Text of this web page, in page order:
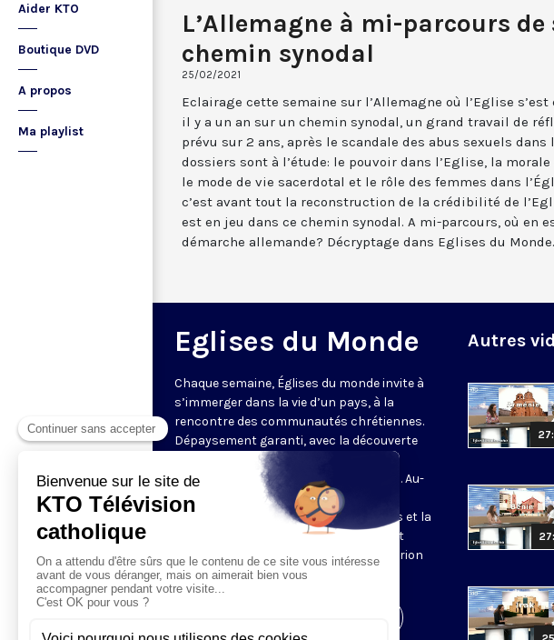
Aider KTO
Boutique DVD
A propos
Ma playlist
L’Allemagne à mi-parcours de
chemin synodal
25/02/2021
Eclairage cette semaine sur l’Allemagne où l’Eglise s’est
il y a un an sur un chemin synodal, un grand travail de
prévu sur 2 ans, après le scandale des abus sexuels dans
dossiers sont à l’étude: le pouvoir dans l’Eglise, la
le mode de vie sacerdotal et le rôle des femmes dans
c’est avant tout la reconstruction de la crédibilité de
est en jeu dans ce chemin synodal. A mi-parcours, où en
démarche allemande? Décryptage dans Eglises du Monde.
Eglises du Monde
Chaque semaine, Églises du monde invite à
s’immerger dans la vie d’un pays, à la
rencontre des communautés chrétiennes.
Dépaysement garanti, avec la découverte
des spécificités et du rayonnement de
l’Église catholique ou de ses difficultés. Au-
delà de l’actualité, il s’agit aussi de
comprendre les grands enjeux du pays et la
contribution que les chrétiens peuvent
apporter à la société. Présenté par Marion
Fontenille chaque jeudi à 21h45.
Autres